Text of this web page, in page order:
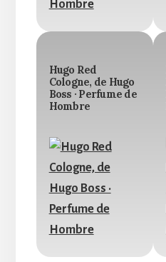
Hugo Red
Cologne, de Hugo
Boss · Perfume de
Hombre